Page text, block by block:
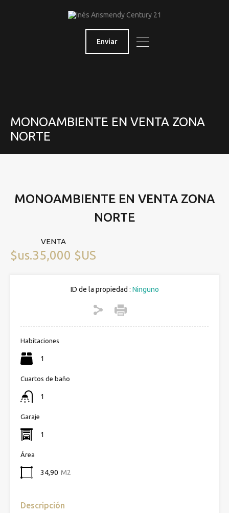
Enviar
MONOAMBIENTE EN VENTA ZONA
NORTE
MONOAMBIENTE EN VENTA ZONA
NORTE
VENTA
$us.35,000 $US
ID de la propiedad : Ninguno
Habitaciones
1
Cuartos de baño
1
Garaje
1
Área
34,90 M2
Descripción